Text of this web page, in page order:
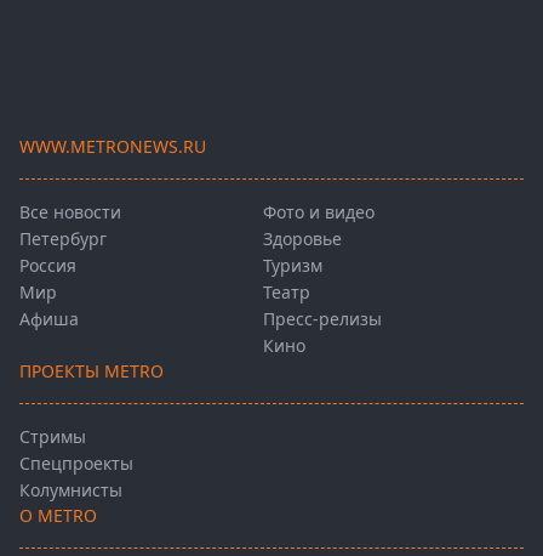
WWW.METRONEWS.RU
Все новости
Петербург
Россия
Мир
Афиша
Фото и видео
Здоровье
Туризм
Театр
Пресс-релизы
Кино
ПРОЕКТЫ METRO
Стримы
Спецпроекты
Колумнисты
О METRO